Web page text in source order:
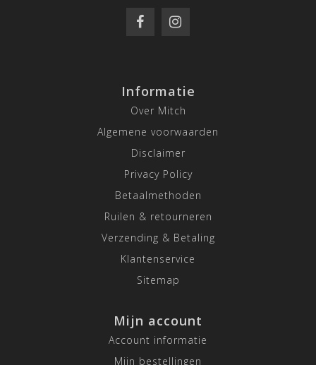
Informatie
Over Mitch
Algemene voorwaarden
Disclaimer
Privacy Policy
Betaalmethoden
Ruilen & retourneren
Verzending & Betaling
Klantenservice
Sitemap
Mijn account
Account informatie
Mijn bestellingen